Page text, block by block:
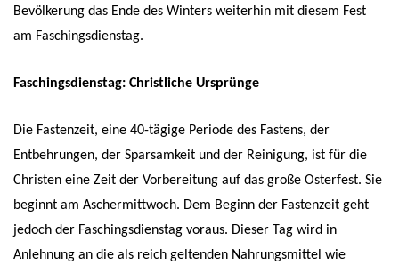
Bevölkerung das Ende des Winters weiterhin mit diesem Fest
am Faschingsdienstag.
Faschingsdienstag: Christliche Ursprünge
Die Fastenzeit, eine 40-tägige Periode des Fastens, der
Entbehrungen, der Sparsamkeit und der Reinigung, ist für die
Christen eine Zeit der Vorbereitung auf das große Osterfest. Sie
beginnt am Aschermittwoch. Dem Beginn der Fastenzeit geht
jedoch der Faschingsdienstag voraus. Dieser Tag wird in
Anlehnung an die als reich geltenden Nahrungsmittel wie